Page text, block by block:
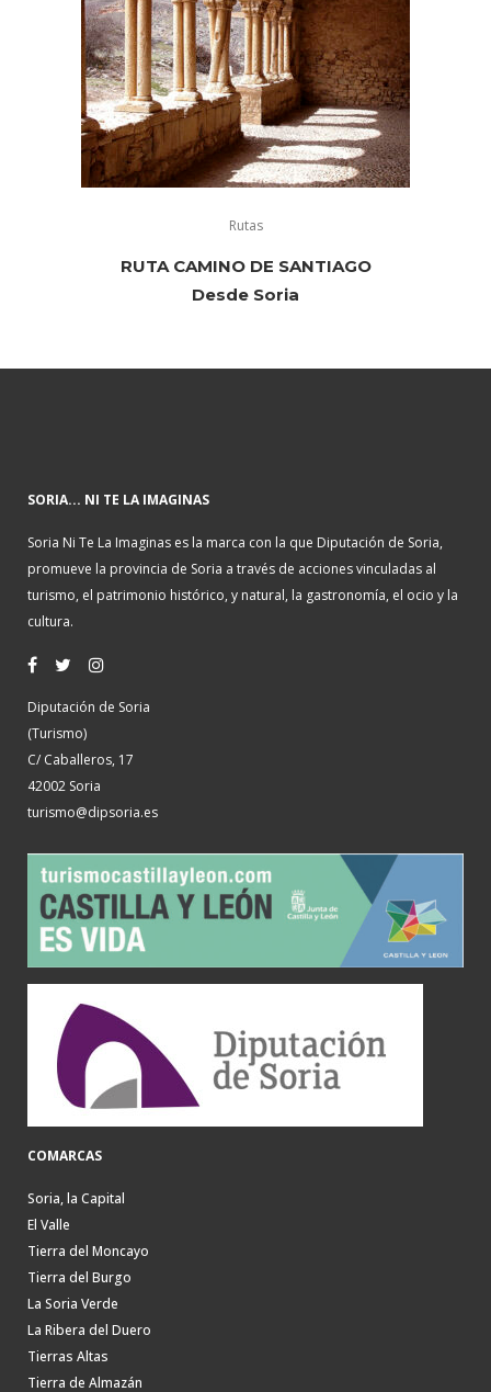
Rutas
RUTA CAMINO DE SANTIAGO
Desde Soria
SORIA... NI TE LA IMAGINAS
Soria Ni Te La Imaginas es la marca con la que Diputación de Soria,
promueve la provincia de Soria a través de acciones vinculadas al
turismo, el patrimonio histórico, y natural, la gastronomía, el ocio y la
cultura.
Diputación de Soria
(Turismo)
C/ Caballeros, 17
42002 Soria
turismo@dipsoria.es
COMARCAS
Soria, la Capital
El Valle
Tierra del Moncayo
Tierra del Burgo
La Soria Verde
La Ribera del Duero
Tierras Altas
Tierra de Almazán